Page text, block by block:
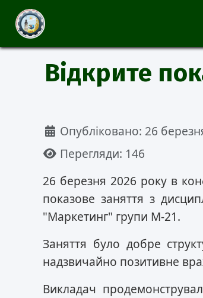
Відкрите
Деталі
Опубліковано: 26
Перегляди: 146
26 березня 2026 року в
показове заняття з
"Маркетинг" групи М-21.
Заняття було добре
надзвичайно позитивне
Викладач